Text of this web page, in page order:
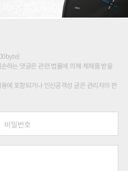
하는 댓글은 관련 법률에 의해 제재를 받을
에 포함되거나 인신공격성 글은 관리자의 판